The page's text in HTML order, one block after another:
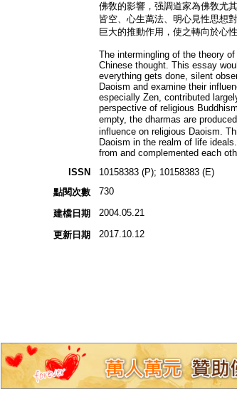
佛敎的影響，强調道家為佛敎尤
皆空、心生萬法、明心見性思想
巨大的推動作用，使之轉向於心
The intermingling of the theory
Chinese thought. This essay
everything gets done, silent
Daoism and examine their
especially Zen, contributed
perspective of religious
empty, the dharmas are
influence on religious Daoism.
Daoism in the realm of life
from and complemented each
ISSN
10158383 (P); 10158383 (E)
點閱次數
730
建檔日期 2004.05.21
更新日期 2017.10.12